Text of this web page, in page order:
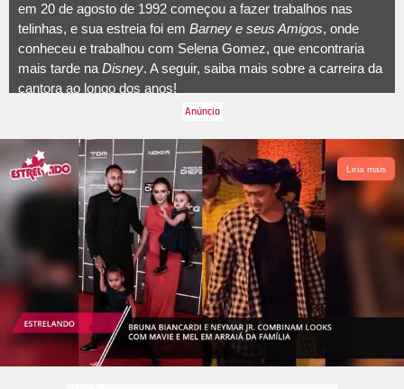
em 20 de agosto de 1992 começou a fazer trabalhos nas
telinhas, e sua estreia foi em Barney e seus Amigos, onde
conheceu e trabalhou com Selena Gomez, que encontraria
mais tarde na Disney. A seguir, saiba mais sobre a carreira da
cantora ao longo dos anos!
Leia mais